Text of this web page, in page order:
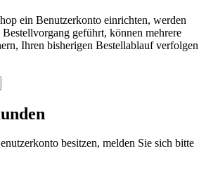
ein Benutzerkonto einrichten, werden
geführt, können mehrere
Ihren bisherigen Bestellablauf verfolgen
besitzen, melden Sie sich bitte